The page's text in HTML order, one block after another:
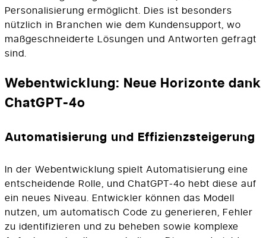
Personalisierung ermöglicht. Dies ist besonders
nützlich in Branchen wie dem Kundensupport, wo
maßgeschneiderte Lösungen und Antworten gefragt
sind.
Webentwicklung: Neue Horizonte dank
ChatGPT-4o
Automatisierung und Effizienzsteigerung
In der Webentwicklung spielt Automatisierung eine
entscheidende Rolle, und ChatGPT-4o hebt diese auf
ein neues Niveau. Entwickler können das Modell
nutzen, um automatisch Code zu generieren, Fehler
zu identifizieren und zu beheben sowie komplexe